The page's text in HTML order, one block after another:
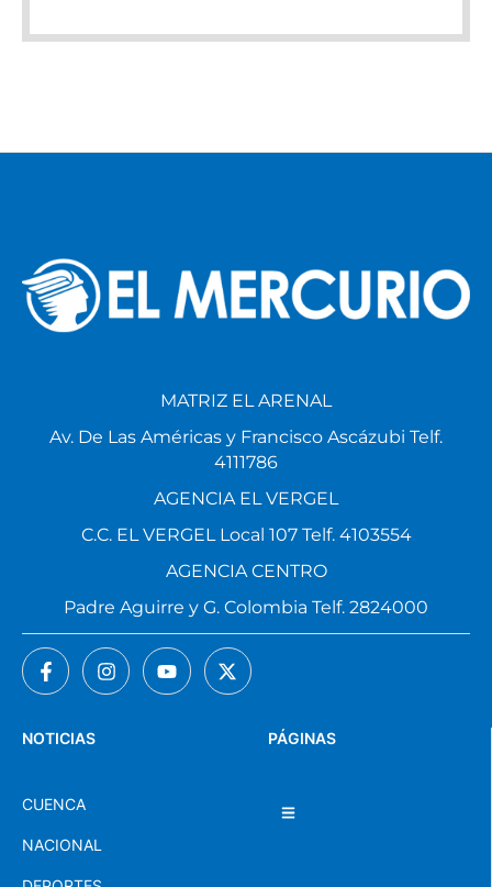
PÁGINAS
NOTICIAS
CUENCA
NACIONAL
MATRIZ EL ARENAL
Av. De Las Américas y Francisco Ascázubi Telf.
4111786
AGENCIA EL VERGEL
C.C. EL VERGEL Local 107 Telf. 4103554
AGENCIA CENTRO
Padre Aguirre y G. Colombia Telf. 2824000